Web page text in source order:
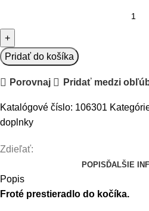
Pridať do košíka
Porovnaj Pridať medzi
Katalógové číslo: 106301
doplnky
Zdieľať:
POPISĎALŠIE
Popis
Froté prestieradlo do kočíka.